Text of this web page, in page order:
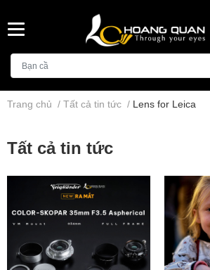
Trang chủ / Tất cả tin tức / Lens for Leica
Tất cả tin tức